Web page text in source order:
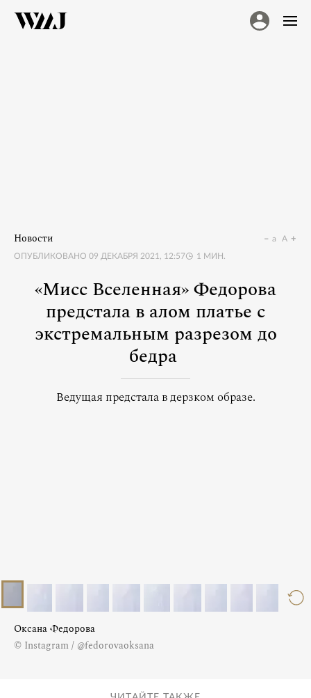
Новости
ОПУБЛИКОВАНО 09 ДЕКАБРЯ 2021, 12:57 1 МИН.
a A
«Мисс Вселенная» Федорова
предстала в алом платье с
экстремальным разрезом до
бедра
Ведущая предстала в дерзком образе.
Оксана Федорова
© Instagram / @fedorovaoksana